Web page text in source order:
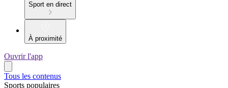
Sport en direct
À proximité
Ouvrir l'app
Tous les contenus
Sports populaires